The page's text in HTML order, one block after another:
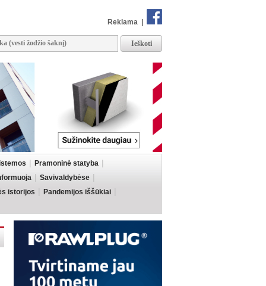
Reklama
Pramoninė statyba
Savivaldybėse
istorijos
Pandemijos iššūkiai